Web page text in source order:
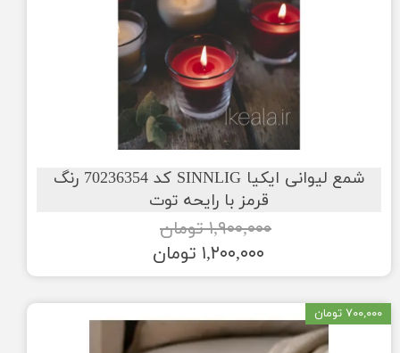
شمع لیوانی ایکیا SINNLIG کد 70236354 رنگ
قرمز با رایحه توت
۱,۹۰۰,۰۰۰ تومان
۱,۲۰۰,۰۰۰ تومان
۷۰۰,۰۰۰ تومان